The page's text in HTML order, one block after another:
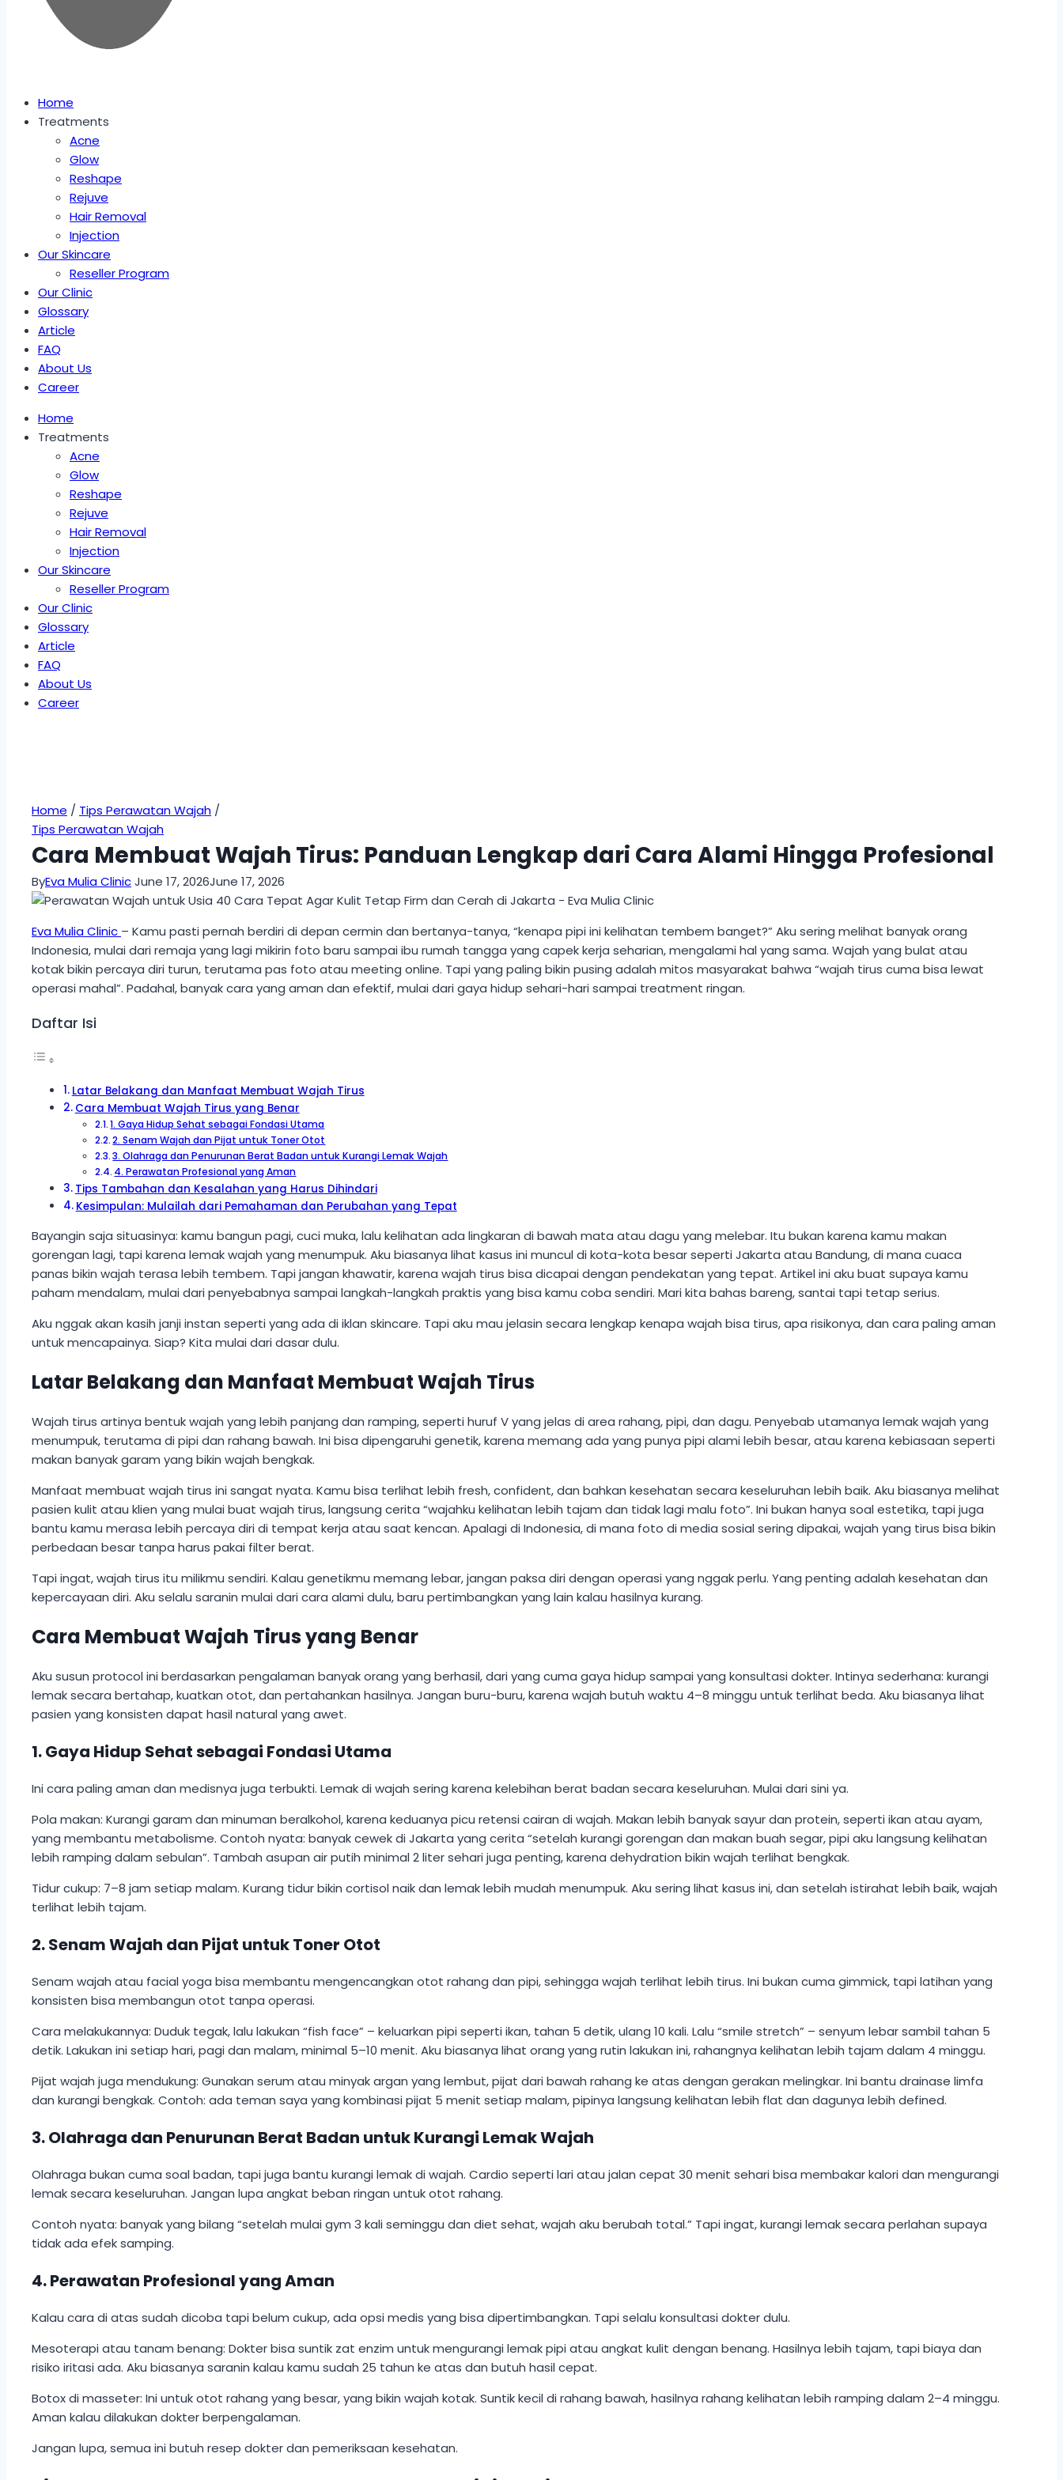
Home
Treatments
Acne
Glow
Reshape
Rejuve
Hair Removal
Injection
Our Skincare
Reseller Program
Our Clinic
Glossary
Article
FAQ
About Us
Career
Home
Treatments
Acne
Glow
Reshape
Rejuve
Hair Removal
Injection
Our Skincare
Reseller Program
Our Clinic
Glossary
Article
FAQ
About Us
Career
Home / Tips Perawatan Wajah /
Tips Perawatan Wajah
Cara Membuat Wajah Tirus: Panduan Lengkap dari Cara Alami Hingga Profesional
ByEva Mulia ClinicJune 17, 2026June 17, 2026
Eva Mulia Clinic – Kamu pasti pernah berdiri di depan cermin dan bertanya-tanya, “kenapa pipi ini kelihatan tembem banget?” Aku sering melihat banyak orang
Indonesia, mulai dari remaja yang lagi mikirin foto baru sampai ibu rumah tangga yang capek kerja seharian, mengalami hal yang sama. Wajah yang bulat atau
kotak bikin percaya diri turun, terutama pas foto atau meeting online. Tapi yang paling bikin pusing adalah mitos masyarakat bahwa “wajah tirus cuma bisa lewat
operasi mahal”. Padahal, banyak cara yang aman dan efektif, mulai dari gaya hidup sehari-hari sampai treatment ringan.
Daftar Isi
Latar Belakang dan Manfaat Membuat Wajah Tirus
Cara Membuat Wajah Tirus yang Benar
1. Gaya Hidup Sehat sebagai Fondasi Utama
2. Senam Wajah dan Pijat untuk Toner Otot
3. Olahraga dan Penurunan Berat Badan untuk Kurangi Lemak Wajah
4. Perawatan Profesional yang Aman
Tips Tambahan dan Kesalahan yang Harus Dihindari
Kesimpulan: Mulailah dari Pemahaman dan Perubahan yang Tepat
Bayangin saja situasinya: kamu bangun pagi, cuci muka, lalu kelihatan ada lingkaran di bawah mata atau dagu yang melebar. Itu bukan karena kamu makan
gorengan lagi, tapi karena lemak wajah yang menumpuk. Aku biasanya lihat kasus ini muncul di kota-kota besar seperti Jakarta atau Bandung, di mana cuaca
panas bikin wajah terasa lebih tembem. Tapi jangan khawatir, karena wajah tirus bisa dicapai dengan pendekatan yang tepat. Artikel ini aku buat supaya kamu
paham mendalam, mulai dari penyebabnya sampai langkah-langkah praktis yang bisa kamu coba sendiri. Mari kita bahas bareng, santai tapi tetap serius.
Aku nggak akan kasih janji instan seperti yang ada di iklan skincare. Tapi aku mau jelasin secara lengkap kenapa wajah bisa tirus, apa risikonya, dan cara paling aman
untuk mencapainya. Siap? Kita mulai dari dasar dulu.
Latar Belakang dan Manfaat Membuat Wajah Tirus
Wajah tirus artinya bentuk wajah yang lebih panjang dan ramping, seperti huruf V yang jelas di area rahang, pipi, dan dagu. Penyebab utamanya lemak wajah yang
menumpuk, terutama di pipi dan rahang bawah. Ini bisa dipengaruhi genetik, karena memang ada yang punya pipi alami lebih besar, atau karena kebiasaan seperti
makan banyak garam yang bikin wajah bengkak.
Manfaat membuat wajah tirus ini sangat nyata. Kamu bisa terlihat lebih fresh, confident, dan bahkan kesehatan secara keseluruhan lebih baik. Aku biasanya melihat
pasien kulit atau klien yang mulai buat wajah tirus, langsung cerita “wajahku kelihatan lebih tajam dan tidak lagi malu foto”. Ini bukan hanya soal estetika, tapi juga
bantu kamu merasa lebih percaya diri di tempat kerja atau saat kencan. Apalagi di Indonesia, di mana foto di media sosial sering dipakai, wajah yang tirus bisa bikin
perbedaan besar tanpa harus pakai filter berat.
Tapi ingat, wajah tirus itu milikmu sendiri. Kalau genetikmu memang lebar, jangan paksa diri dengan operasi yang nggak perlu. Yang penting adalah kesehatan dan
kepercayaan diri. Aku selalu saranin mulai dari cara alami dulu, baru pertimbangkan yang lain kalau hasilnya kurang.
Cara Membuat Wajah Tirus yang Benar
Aku susun protocol ini berdasarkan pengalaman banyak orang yang berhasil, dari yang cuma gaya hidup sampai yang konsultasi dokter. Intinya sederhana: kurangi
lemak secara bertahap, kuatkan otot, dan pertahankan hasilnya. Jangan buru-buru, karena wajah butuh waktu 4–8 minggu untuk terlihat beda. Aku biasanya lihat
pasien yang konsisten dapat hasil natural yang awet.
1. Gaya Hidup Sehat sebagai Fondasi Utama
Ini cara paling aman dan medisnya juga terbukti. Lemak di wajah sering karena kelebihan berat badan secara keseluruhan. Mulai dari sini ya.
Pola makan: Kurangi garam dan minuman beralkohol, karena keduanya picu retensi cairan di wajah. Makan lebih banyak sayur dan protein, seperti ikan atau ayam,
yang membantu metabolisme. Contoh nyata: banyak cewek di Jakarta yang cerita “setelah kurangi gorengan dan makan buah segar, pipi aku langsung kelihatan
lebih ramping dalam sebulan”. Tambah asupan air putih minimal 2 liter sehari juga penting, karena dehydration bikin wajah terlihat bengkak.
Tidur cukup: 7–8 jam setiap malam. Kurang tidur bikin cortisol naik dan lemak lebih mudah menumpuk. Aku sering lihat kasus ini, dan setelah istirahat lebih baik, wajah
terlihat lebih tajam.
2. Senam Wajah dan Pijat untuk Toner Otot
Senam wajah atau facial yoga bisa membantu mengencangkan otot rahang dan pipi, sehingga wajah terlihat lebih tirus. Ini bukan cuma gimmick, tapi latihan yang
konsisten bisa membangun otot tanpa operasi.
Cara melakukannya: Duduk tegak, lalu lakukan “fish face” – keluarkan pipi seperti ikan, tahan 5 detik, ulang 10 kali. Lalu “smile stretch” – senyum lebar sambil tahan 5
detik. Lakukan ini setiap hari, pagi dan malam, minimal 5–10 menit. Aku biasanya lihat orang yang rutin lakukan ini, rahangnya kelihatan lebih tajam dalam 4 minggu.
Pijat wajah juga mendukung: Gunakan serum atau minyak argan yang lembut, pijat dari bawah rahang ke atas dengan gerakan melingkar. Ini bantu drainase limfa
dan kurangi bengkak. Contoh: ada teman saya yang kombinasi pijat 5 menit setiap malam, pipinya langsung kelihatan lebih flat dan dagunya lebih defined.
3. Olahraga dan Penurunan Berat Badan untuk Kurangi Lemak Wajah
Olahraga bukan cuma soal badan, tapi juga bantu kurangi lemak di wajah. Cardio seperti lari atau jalan cepat 30 menit sehari bisa membakar kalori dan mengurangi
lemak secara keseluruhan. Jangan lupa angkat beban ringan untuk otot rahang.
Contoh nyata: banyak yang bilang “setelah mulai gym 3 kali seminggu dan diet sehat, wajah aku berubah total.” Tapi ingat, kurangi lemak secara perlahan supaya
tidak ada efek samping.
4. Perawatan Profesional yang Aman
Kalau cara di atas sudah dicoba tapi belum cukup, ada opsi medis yang bisa dipertimbangkan. Tapi selalu konsultasi dokter dulu.
Mesoterapi atau tanam benang: Dokter bisa suntik zat enzim untuk mengurangi lemak pipi atau angkat kulit dengan benang. Hasilnya lebih tajam, tapi biaya dan
risiko iritasi ada. Aku biasanya saranin kalau kamu sudah 25 tahun ke atas dan butuh hasil cepat.
Botox di masseter: Ini untuk otot rahang yang besar, yang bikin wajah kotak. Suntik kecil di rahang bawah, hasilnya rahang kelihatan lebih ramping dalam 2–4 minggu.
Aman kalau dilakukan dokter berpengalaman.
Jangan lupa, semua ini butuh resep dokter dan pemeriksaan kesehatan.